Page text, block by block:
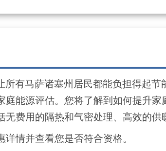
所有马萨诸塞州居民都能负担得起
庭能源评估。您将了解到如何提升
费用的隔热和气密处理、高效的供
情并查看您是否符合资格。